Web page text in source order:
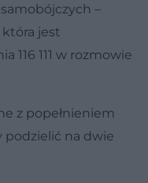
–
która jest
116 111 w rozmowie
z popełnieniem
podzielić na dwie